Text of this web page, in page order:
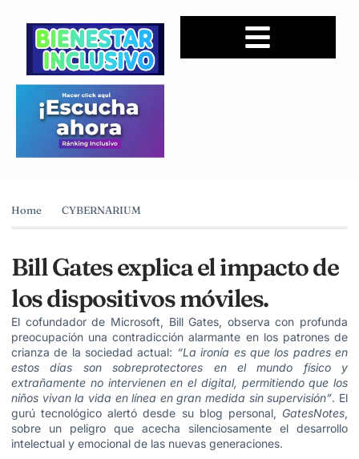
Home CYBERNARIUM
Bill Gates explica el impacto de
los dispositivos móviles.
El cofundador de Microsoft, Bill Gates, observa con profunda
preocupación una contradicción alarmante en los patrones de
crianza de la sociedad actual: “La ironía es que los padres en
estos días son sobreprotectores en el mundo físico y
extrañamente no intervienen en el digital, permitiendo que los
niños vivan la vida en línea en gran medida sin supervisión”. El
gurú tecnológico alertó desde su blog personal, GatesNotes,
sobre un peligro que acecha silenciosamente el desarrollo
intelectual y emocional de las nuevas generaciones.